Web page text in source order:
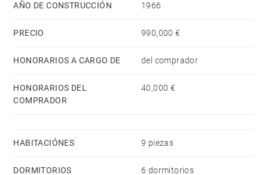
AÑO DE CONSTRUCCIÓN 1966
PRECIO 990,000 €
HONORARIOS A CARGO DE del comprador
HONORARIOS DEL
COMPRADOR
40,000 €
HABITACIÓNES 9 piezas
DORMITORIOS 6 dormitorios